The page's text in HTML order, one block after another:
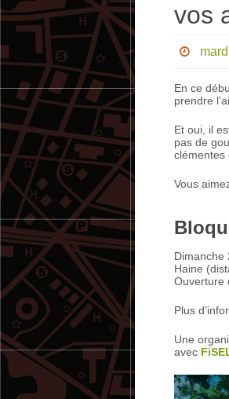
vos
En ce
prendre
Et oui, il
pas de
clémentes
Vous
Dimanche
Haine
Ouverture
Plus
Une
avec